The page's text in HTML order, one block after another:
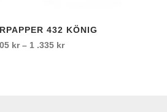
432 KÖNIG
kr – 1 .335 krPrisintervall: